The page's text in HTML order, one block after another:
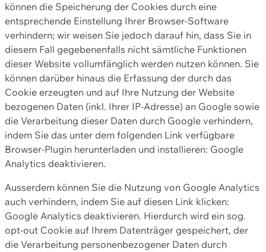
können die Speicherung der Cookies durch eine
entsprechende Einstellung Ihrer Browser-Software
verhindern; wir weisen Sie jedoch darauf hin, dass Sie in
diesem Fall gegebenenfalls nicht sämtliche Funktionen
dieser Website vollumfänglich werden nutzen können. Sie
können darüber hinaus die Erfassung der durch das
Cookie erzeugten und auf Ihre Nutzung der Website
bezogenen Daten (inkl. Ihrer IP-Adresse) an Google sowie
die Verarbeitung dieser Daten durch Google verhindern,
indem Sie das unter dem folgenden Link verfügbare
Browser-Plugin herunterladen und installieren: Google
Analytics deaktivieren.
Ausserdem können Sie die Nutzung von Google Analytics
auch verhindern, indem Sie auf diesen Link klicken:
Google Analytics deaktivieren. Hierdurch wird ein sog.
opt-out Cookie auf Ihrem Datenträger gespeichert, der
die Verarbeitung personenbezogener Daten durch